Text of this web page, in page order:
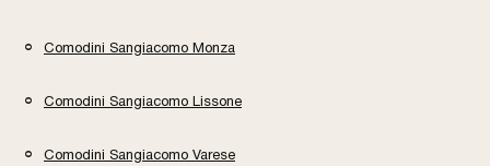
Comodini Sangiacomo Monza
Comodini Sangiacomo Lissone
Comodini Sangiacomo Varese